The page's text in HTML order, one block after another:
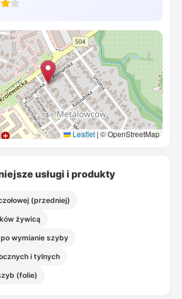
Leaflet | © OpenStreetMap
usługi i produkty
(przedniej)
żywicą
wymianie szyby
i tylnych
(folie)